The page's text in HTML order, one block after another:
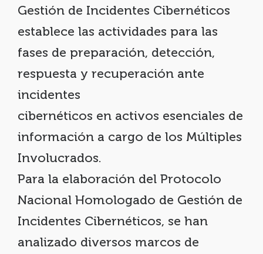
Gestión de Incidentes Cibernéticos
establece las actividades para las
fases de preparación, detección,
respuesta y recuperación ante
incidentes
cibernéticos en activos esenciales de
información a cargo de los Múltiples
Involucrados.
Para la elaboración del Protocolo
Nacional Homologado de Gestión de
Incidentes Cibernéticos, se han
analizado diversos marcos de